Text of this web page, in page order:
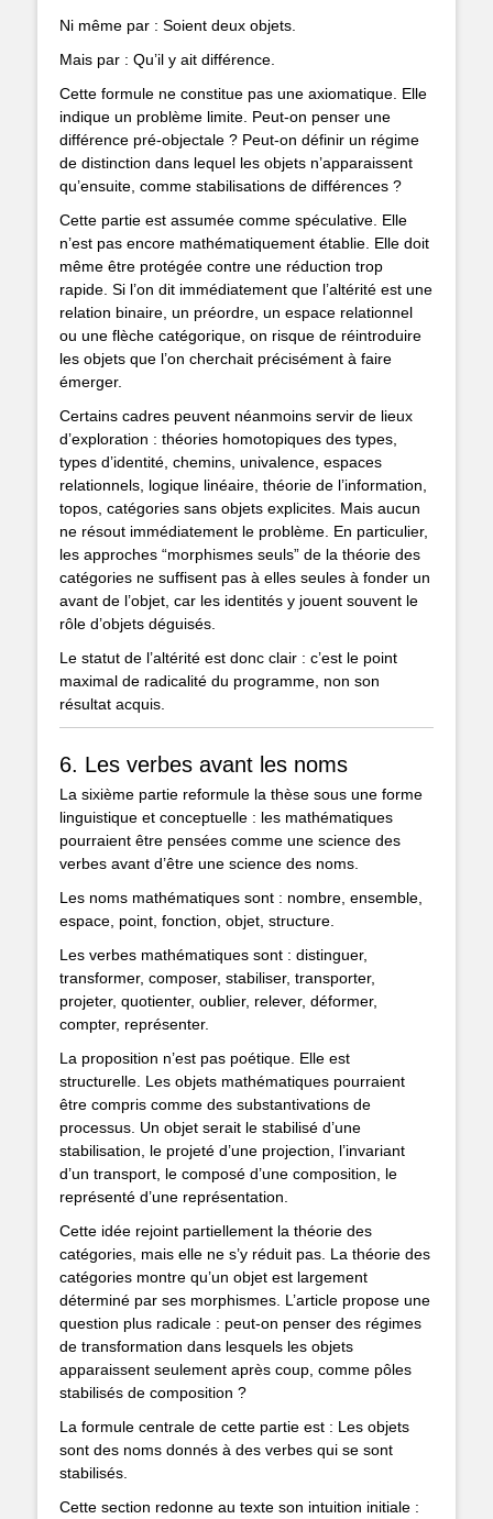
Ni même par : Soient deux objets.
Mais par : Qu’il y ait différence.
Cette formule ne constitue pas une axiomatique. Elle
indique un problème limite. Peut-on penser une
différence pré-objectale ? Peut-on définir un régime
de distinction dans lequel les objets n’apparaissent
qu’ensuite, comme stabilisations de différences ?
Cette partie est assumée comme spéculative. Elle
n’est pas encore mathématiquement établie. Elle doit
même être protégée contre une réduction trop
rapide. Si l’on dit immédiatement que l’altérité est une
relation binaire, un préordre, un espace relationnel
ou une flèche catégorique, on risque de réintroduire
les objets que l’on cherchait précisément à faire
émerger.
Certains cadres peuvent néanmoins servir de lieux
d’exploration : théories homotopiques des types,
types d’identité, chemins, univalence, espaces
relationnels, logique linéaire, théorie de l’information,
topos, catégories sans objets explicites. Mais aucun
ne résout immédiatement le problème. En particulier,
les approches “morphismes seuls” de la théorie des
catégories ne suffisent pas à elles seules à fonder un
avant de l’objet, car les identités y jouent souvent le
rôle d’objets déguisés.
Le statut de l’altérité est donc clair : c’est le point
maximal de radicalité du programme, non son
résultat acquis.
6. Les verbes avant les noms
La sixième partie reformule la thèse sous une forme
linguistique et conceptuelle : les mathématiques
pourraient être pensées comme une science des
verbes avant d’être une science des noms.
Les noms mathématiques sont : nombre, ensemble,
espace, point, fonction, objet, structure.
Les verbes mathématiques sont : distinguer,
transformer, composer, stabiliser, transporter,
projeter, quotienter, oublier, relever, déformer,
compter, représenter.
La proposition n’est pas poétique. Elle est
structurelle. Les objets mathématiques pourraient
être compris comme des substantivations de
processus. Un objet serait le stabilisé d’une
stabilisation, le projeté d’une projection, l’invariant
d’un transport, le composé d’une composition, le
représenté d’une représentation.
Cette idée rejoint partiellement la théorie des
catégories, mais elle ne s’y réduit pas. La théorie des
catégories montre qu’un objet est largement
déterminé par ses morphismes. L’article propose une
question plus radicale : peut-on penser des régimes
de transformation dans lesquels les objets
apparaissent seulement après coup, comme pôles
stabilisés de composition ?
La formule centrale de cette partie est : Les objets
sont des noms donnés à des verbes qui se sont
stabilisés.
Cette section redonne au texte son intuition initiale :